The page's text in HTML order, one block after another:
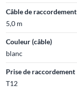
Câble de raccordement
5,0 m
Couleur (câble)
blanc
Prise de raccordement
T12